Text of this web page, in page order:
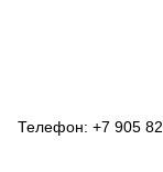
Телефон: +7 905